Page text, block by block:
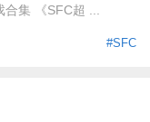
集 《SFC超 ...
#SFC